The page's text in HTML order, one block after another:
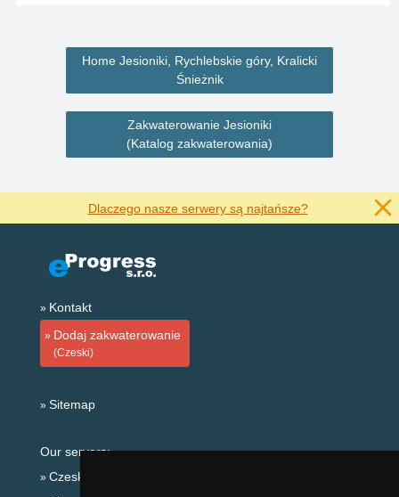
Home Jesioniki, Rychlebskie góry, Kralicki
Śnieżnik
Zakwaterowanie Jesioniki
(Katalog zakwaterowania)
Dlaczego nasze serwery są najtańsze?
Kontakt
Dodaj zakwaterowanie
(Czeski)
Sitemap
Our servers:
Czeskie Góry